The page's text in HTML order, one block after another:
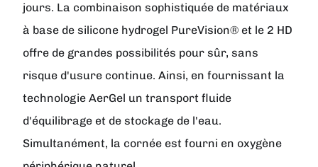
jours. La combinaison sophistiquée de matériaux
à base de silicone hydrogel PureVision® et le 2 HD
offre de grandes possibilités pour sûr, sans
risque d'usure continue. Ainsi, en fournissant la
technologie AerGel un transport fluide
d'équilibrage et de stockage de l'eau.
Simultanément, la cornée est fourni en oxygène